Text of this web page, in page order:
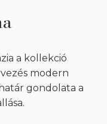
a kollekció
modern
gondolata a